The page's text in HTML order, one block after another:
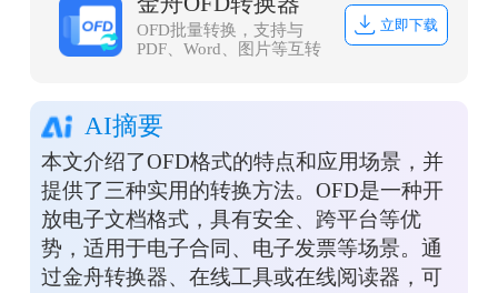
OFD批量转换，支持与
PDF、Word、图片等互转
立即下载
AI摘要
本文介绍了OFD格式的特点和应用场景，并
提供了三种实用的转换方法。OFD是一种开
放电子文档格式，具有安全、跨平台等优
势，适用于电子合同、电子发票等场景。通
过金舟转换器、在线工具或在线阅读器，可